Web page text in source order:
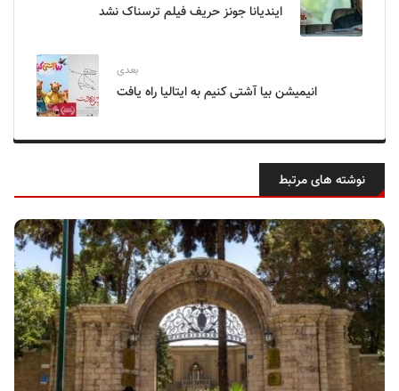
ایندیانا جونز حریف فیلم ترسناک نشد
بعدی
انیمیشن بیا آشتی کنیم به ایتالیا راه یافت
نوشته های مرتبط